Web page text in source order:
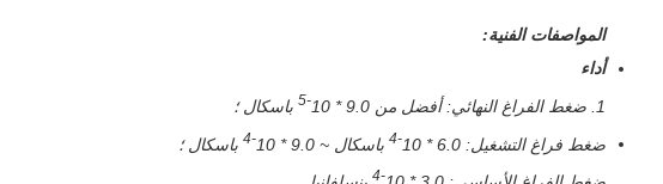
المواصفات الفنية:
أداء
1. ضغط الفراغ النهائي: أفضل من 9.0 * 10
-5
باسكال ؛
ضغط فراغ التشغيل: 6.0 * 10
-
4 باسكال ~ 9.0 * 10 -
4 باسكال ؛
-
4